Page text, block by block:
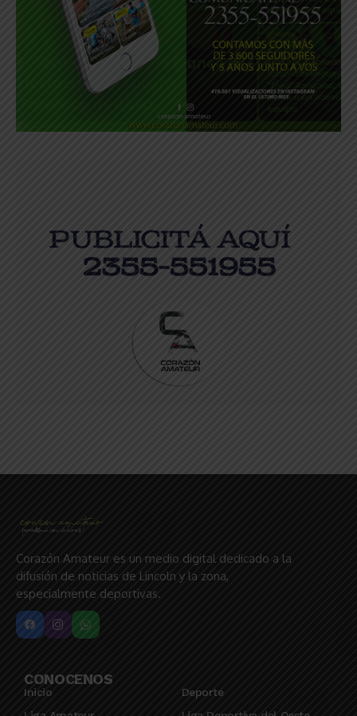
Corazón Amateur es un medio digital dedicado a la
difusión de noticias de Lincoln y la zona,
especialmente deportivas.
CONOCENOS
Inicio
Deporte